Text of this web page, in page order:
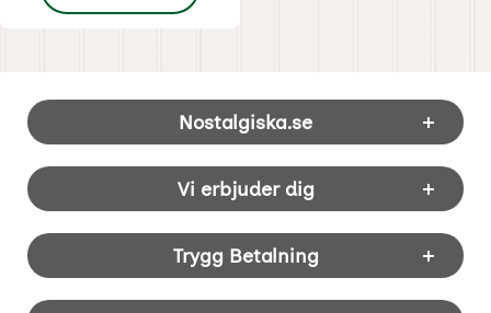
Sidfot Blandad info och länkar
Nostalgiska.se
Vi erbjuder dig
Trygg Betalning